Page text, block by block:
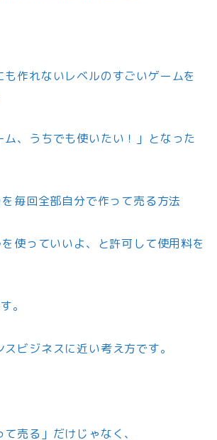
作れないレベルのすごいゲームを
ム、うちでも使いたい！」となった
毎回全部自分で作って売る方法
使っていいよ、と許可して使用料を
。
ビジネスに近い考え方です。
て売る」だけじゃなく、